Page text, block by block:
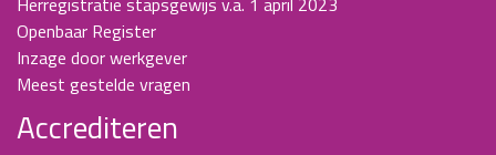
Openbaar Register
Inzage door werkgever
Meest gestelde vragen
Accrediteren